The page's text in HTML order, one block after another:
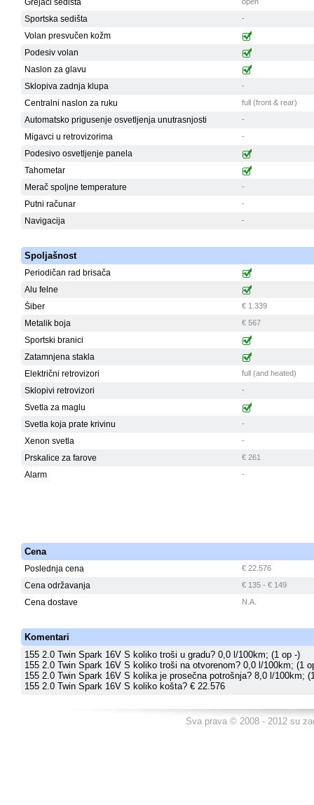
Grejači sedišta
Sportska sedišta -
Volan presvučen kožm
Podesiv volan
Naslon za glavu
Sklopiva zadnja klupa
-
Centralni naslon za ruku full (front & rear)
Automatsko prigusenje osvetljenja unutrasnjosti -
Migavci u retrovizorima -
Podesivo osvetljenje panela
Tahometar
Merač spoljne temperature
-
Putni računar -
Navigacija -
Spoljašnost
Periodičan rad brisača
Alu felne
Šiber
€ 1.339
Metalik boja € 567
Sportski branici
Zatamnjena stakla
Električni retrovizori
full (and heated)
Sklopivi retrovizori -
Svetla za maglu
Svetla koja prate krivinu
-
Xenon svetla -
Prskalice za farove € 261
Alarm -
Cena
Poslednja cena € 22.576
Cena održavanja € 135 - € 149
Cena dostave N.A.
Komentari
155 2.0 Twin Spark 16V S koliko troši u gradu? 0,0 l/100km; (1 op -)
155 2.0 Twin Spark 16V S koliko troši na otvorenom? 0,0 l/100km; (1
155 2.0 Twin Spark 16V S kolika je prosečna potrošnja? 8,0 l/100km;
155 2.0 Twin Spark 16V S koliko košta? € 22.576
Sva prava © 2008 - 2012 su